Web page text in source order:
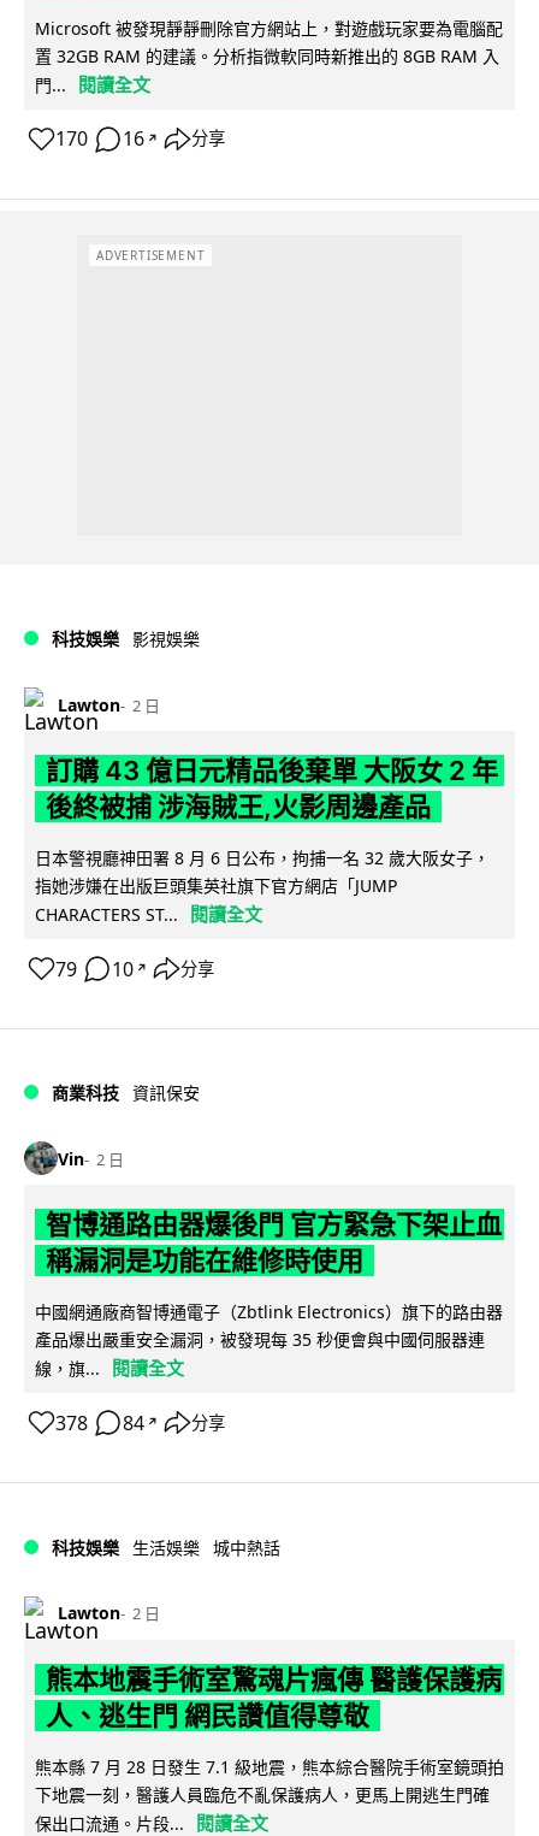
Microsoft 被發現靜靜刪除官方網站上，對遊戲玩家要為電腦配
置 32GB RAM 的建議。分析指微軟同時新推出的 8GB RAM 入
門...
閱讀全文
170 16 ↗ 分享
ADVERTISEMENT
科技娛樂 影視娛樂
Lawton 2 日
訂購 43 億日元精品後棄單 大阪女 2 年
後終被捕 涉海賊王,火影周邊產品
日本警視廳神田署 8 月 6 日公布，拘捕一名 32 歲大阪女子，
指她涉嫌在出版巨頭集英社旗下官方網店「JUMP
CHARACTERS ST...
閱讀全文
79 10 ↗ 分享
商業科技 資訊保安
Vin 2 日
智博通路由器爆後門 官方緊急下架止血
稱漏洞是功能在維修時使用
中國網通廠商智博通電子（Zbtlink Electronics）旗下的路由器
產品爆出嚴重安全漏洞，被發現每 35 秒便會與中國伺服器連
線，旗...
閱讀全文
378 84 ↗ 分享
科技娛樂 生活娛樂 城中熱話
Lawton 2 日
熊本地震手術室驚魂片瘋傳 醫護保護病
人、逃生門 網民讚值得尊敬
熊本縣 7 月 28 日發生 7.1 級地震，熊本綜合醫院手術室鏡頭拍
下地震一刻，醫護人員臨危不亂保護病人，更馬上開逃生門確
保出口流通。片段...
閱讀全文